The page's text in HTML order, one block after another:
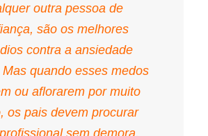
outra pessoa de
são os melhores
contra a ansiedade
Mas quando esses medos
ou aflorarem por muito
os pais devem procurar